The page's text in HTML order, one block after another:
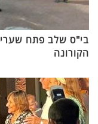
בי"ס שלב פתח
הקורונה